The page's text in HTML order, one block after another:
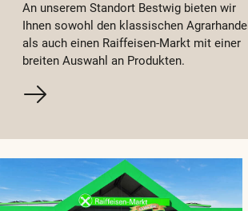
08:00 Mo.
GmbH -
An unserem Standort Bestwig bieten wir
Ihnen sowohl den klassischen Agrarhandel
als auch einen Raiffeisen-Markt mit einer
breiten Auswahl an Produkten.